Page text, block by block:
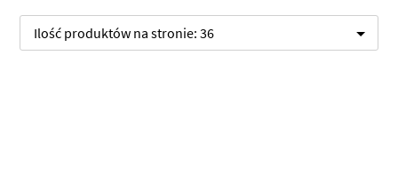
Ilość produktów na stronie: 36